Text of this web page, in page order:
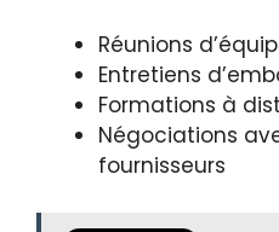
Réunions
Entretiens
Formations à
Négociations
fournisseurs